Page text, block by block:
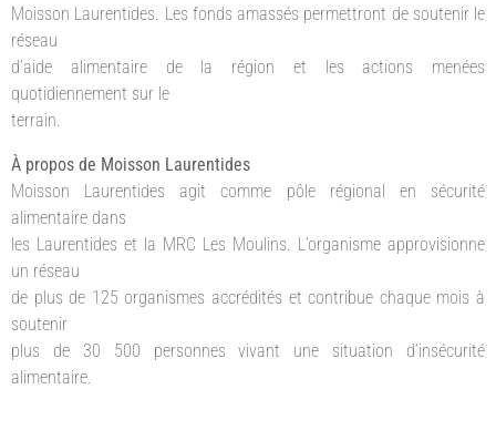
Moisson Laurentides. Les fonds amassés permettront de soutenir le
réseau
d’aide alimentaire de la région et les actions menées
quotidiennement sur le
terrain.
À propos de Moisson Laurentides
Moisson Laurentides agit comme pôle régional en sécurité
alimentaire dans
les Laurentides et la MRC Les Moulins. L’organisme approvisionne
un réseau
de plus de 125 organismes accrédités et contribue chaque mois à
soutenir
plus de 30 500 personnes vivant une situation d’insécurité
alimentaire.